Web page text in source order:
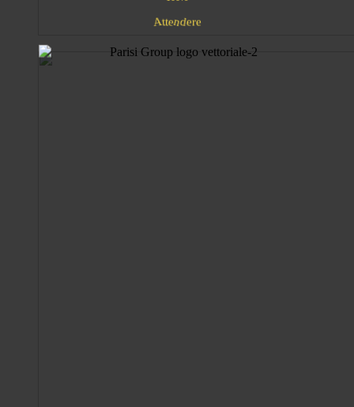
Attendere